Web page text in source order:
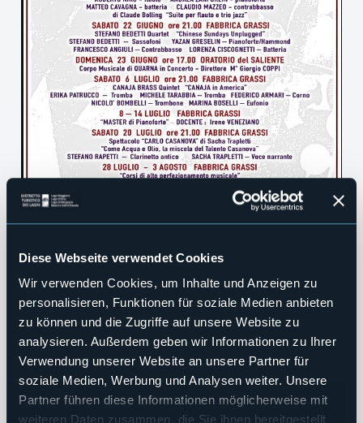
Diese Webseite verwendet Cookies
Wir verwenden Cookies, um Inhalte und Anzeigen zu
personalisieren, Funktionen für soziale Medien anbieten
zu können und die Zugriffe auf unsere Website zu
analysieren. Außerdem geben wir Informationen zu Ihrer
Verwendung unserer Website an unsere Partner für
soziale Medien, Werbung und Analysen weiter. Unsere
Partner führen diese Informationen möglicherweise mit
weiteren Daten zusammen, die Sie ihnen bereitgestellt